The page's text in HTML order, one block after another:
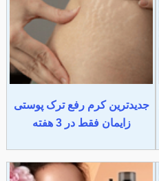
جدیدترین کرم رفع ترک پوستی
زایمان فقط در 3 هفته